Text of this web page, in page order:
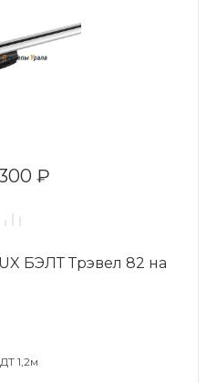
₽
БЭЛТ Трэвел 82 на
1,2м